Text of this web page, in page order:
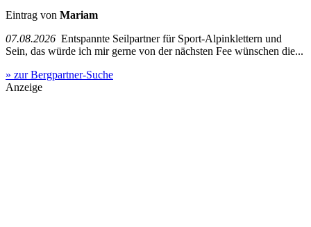
Eintrag von Mariam
07.08.2026 Entspannte Seilpartner für Sport-Alpinklettern und
Sein, das würde ich mir gerne von der nächsten Fee wünschen die...
» zur Bergpartner-Suche
Anzeige